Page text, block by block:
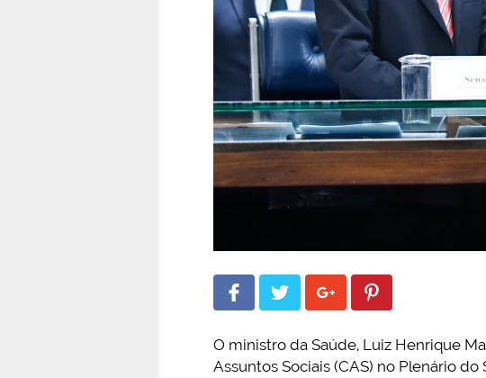
O ministro da Saúde, Luiz Henrique
Assuntos Sociais (CAS) no Plenário